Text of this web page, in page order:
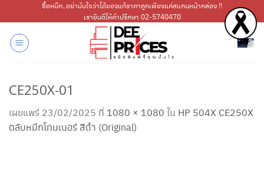
ไป
เนื้อหา
ซื้อหมึก..อย่ามั่นใจว่าได้ของแท้ราคาถูกเพียงแค่สแกนหน้ากล่อง !!
เรายินดีให้คำปรึกษา 02-5740470
CE250X-01
เผยแพร่ 23/02/2025 ที่ 1080 × 1080 ใน HP 504X CE250X
ตลับหมึกโทนเนอร์ สีดำ (Original)